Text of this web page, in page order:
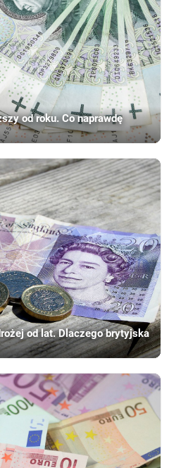
od roku. Co naprawdę
od lat. Dlaczego brytyjska